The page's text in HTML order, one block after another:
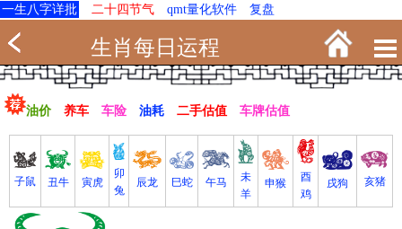
一生八字详批 二十四节气 qmt量化软件 复盘
生肖每日运程
油价 养车 车险 油耗 二手估值 车牌估值
子鼠 丑牛 寅虎
卯
兔
辰龙 巳蛇 午马
未
羊
申猴
酉
鸡
戌狗 亥猪